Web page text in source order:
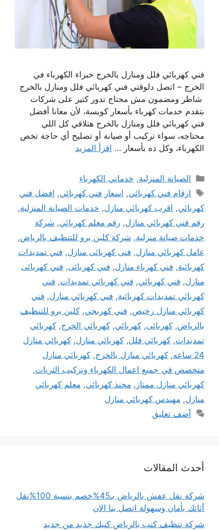
فني كهربائي فلل ومنازل بالخرج خبراء الكهرباء في
الخرج – اتصل دلوقتي فني كهربائي فلل ومنازل بالخرج
شاطر ومضمون مش محتاج تدور كتير على شركات
بتقدم خدمات كهرباء بأسعار كويسة، لأن معانا أفضل
فني كهربائي فلل ومنازل بالخرج هتلاقي كل اللي
محتاجه، سواء تركيب أو صيانة أو تصليح أي حاجة تخص
الكهرباء، وكل ده بأسعار … اقرأ المزيد
التصنيفات
الصيانة المنزلية, خدماتي الكهرباء
الوسوم
ارقام فني كهربائي, اسعار فني كهربائي, افضل فني
كهربائي, اقرب كهربائي منازل, خدمات الصيانة المنزلية,
رقم فني كهربائي منازل, رقم معلم كهربائي, شركة
خدمات صيانة منزلية, شركة كلين برو للتنظيف بالرياض,
عامل كهربائي منازل, فنى كهربائى منازل, فني تمديدات
كهربائية, فني كهرباء منازل, فني كهربائى, فني كهربائى
منازل, فني كهربائي, فني كهربائي تمديدات, فني
كهربائي تمديدات كهربائية, فني كهربائي منازل, فني
كهربائي منازل رخيص, فني كهربجي, كلين برو للتنظيف
بالرياض, كهربائى, كهربائي, كهربائي الخرج, كهربائي
تمديدات, كهربائي فلل, كهربائي منازل, كهربائي منازل
24 ساعه
, كهربائي منازل بالخرج, كهربائي منازل
متخصص في جميع اعمال الكهرباء وتركيب الثريات,
كهربائي منازل ممتاز , محنذ كهربائي, معلم كهربائي
منازل, مهندس كهربائي منازل
أضف تعليق
أحدث المقالات
شركة نقل عفش بالرياض بـ45%خصم بنسبة 100%نقل
أثاثك بأمان وسهولة اتصل بنا الان
شركة تنظيف كنب بالرياض كنبك جديد من جديد